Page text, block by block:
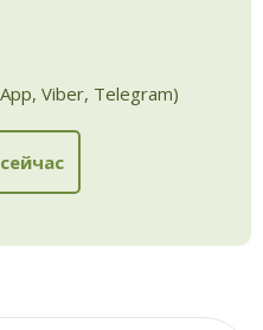
Viber, Telegram)